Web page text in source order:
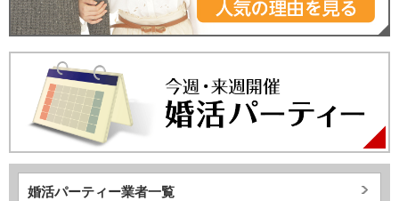
婚活パーティー業者一覧